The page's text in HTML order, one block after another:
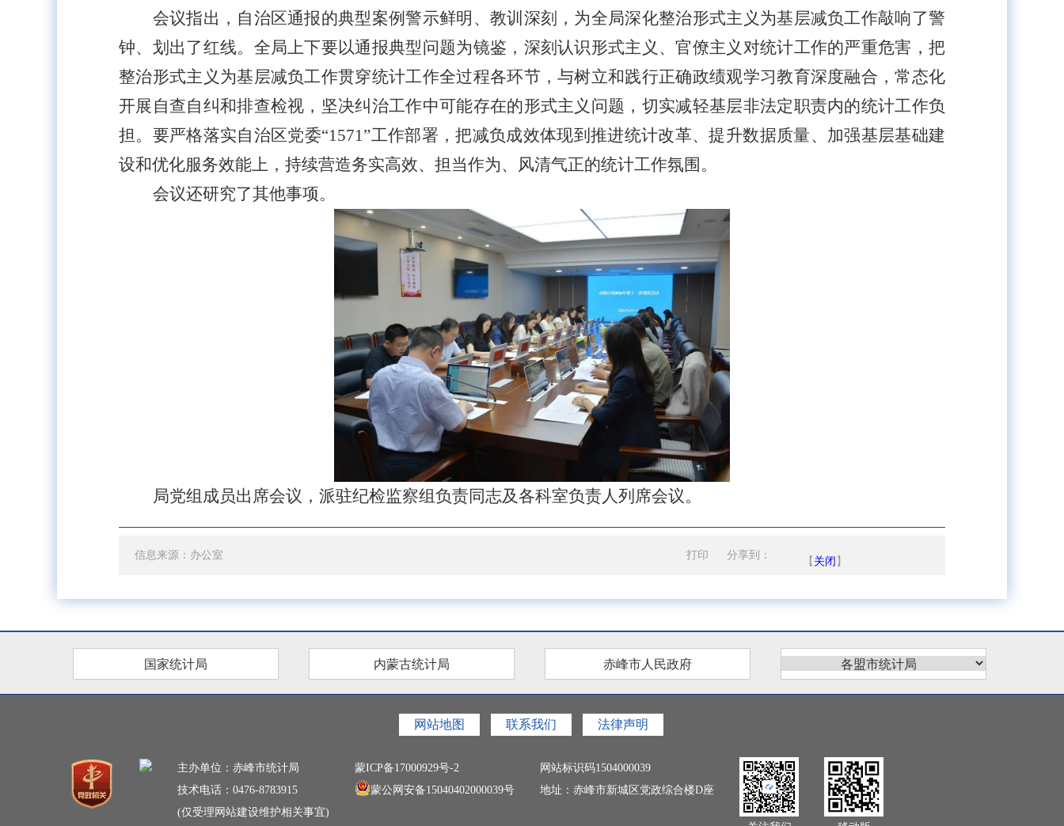
会议指出，自治区通报的典型案例警示鲜明、教训深刻，为全局深化整治形式主义为基层减负工作敲响了警
钟、划出了红线。全局上下要以通报典型问题为镜鉴，深刻认识形式主义、官僚主义对统计工作的严重危害，把
整治形式主义为基层减负工作贯穿统计工作全过程各环节，与树立和践行正确政绩观学习教育深度融合，常态化
开展自查自纠和排查检视，坚决纠治工作中可能存在的形式主义问题，切实减轻基层非法定职责内的统计工作负
担。要严格落实自治区党委“1571”工作部署，把减负成效体现到推进统计改革、提升数据质量、加强基层基础建
设和优化服务效能上，持续营造务实高效、担当作为、风清气正的统计工作氛围。
会议还研究了其他事项。
局党组成员出席会议，派驻纪检监察组负责同志及各科室负责人列席会议。
信息来源：办公室 打印 分享到：
【 关闭 】
国家统计局 内蒙古统计局 赤峰市人民政府
网站地图 联系我们 法律声明
主办单位：赤峰市统计局
技术电话：0476-8783915
(仅受理网站建设维护相关事宜)
蒙ICP备17000929号-2
蒙公网安备15040402000039号
网站标识码1504000039
地址：赤峰市新城区党政综合楼D座